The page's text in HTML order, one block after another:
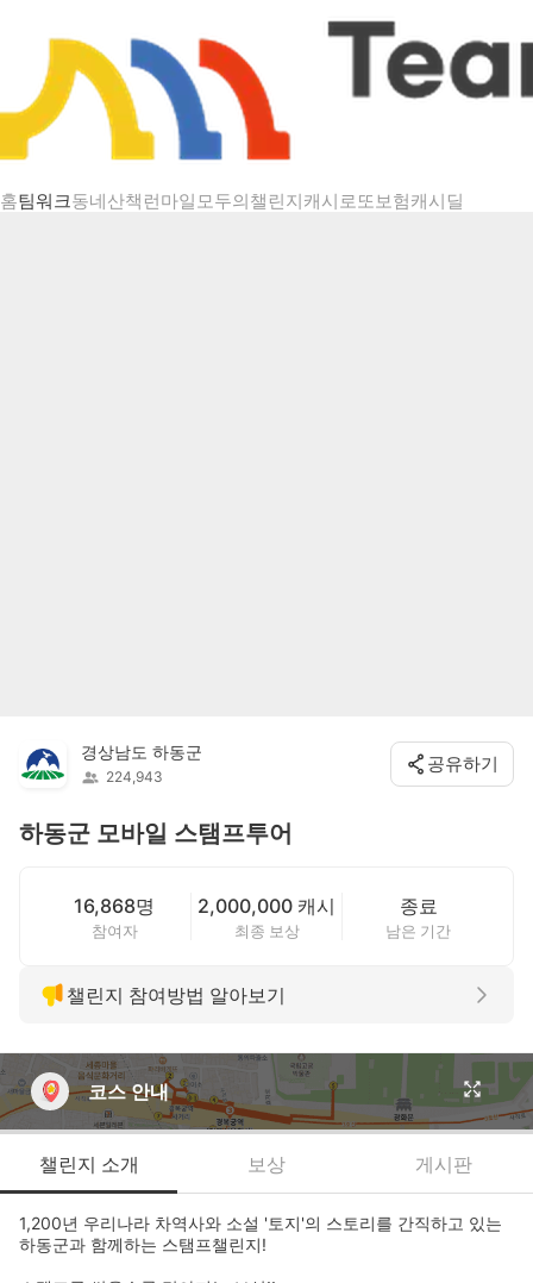
홈팀워크동네산책 런마일모두의챌린지캐시로또보험캐시딜
챌린지 상세
경상남도 하동군
224,943
공유하기
하동군 모바일 스탬프투어
16,868명
참여자
2,000,000 캐시
최종 보상
종료
남은 기간
챌린지 참여방법 알아보기
코스 안내
챌린지 소개 보상 게시판
1,200년 우리나라 차역사와 소설 '토지'의 스토리를 간직하고 있는
하동군과 함께하는 스탬프챌린지!